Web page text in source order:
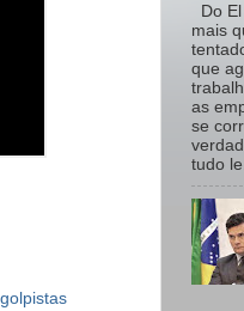
Do
mais
que
as
se
tudo